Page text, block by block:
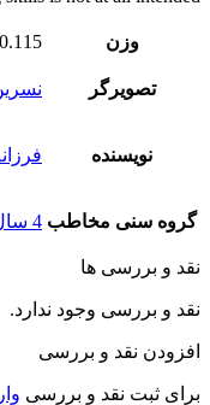
وزن 0.115 کیلوگرم
تصویرگر
نویسنده
گروه سنی مخاطب 4 سال به بالا
نقد و بررسی ها
نقد و بررسی وجود ندارد.
افزودن نقد و بررسی
برای ثبت نقد و بررسی